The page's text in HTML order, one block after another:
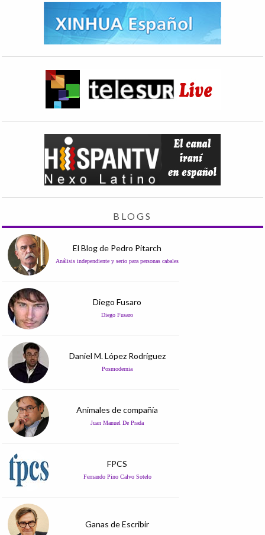
BLOGS
El Blog de Pedro Pitarch
Análisis independiente y serio para personas cabales
Diego Fusaro
Diego Fusaro
Daniel M. López Rodríguez
Posmodernia
Animales de compañía
Juan Manuel De Prada
FPCS
Fernando Pino Calvo Sotelo
Ganas de Escribir